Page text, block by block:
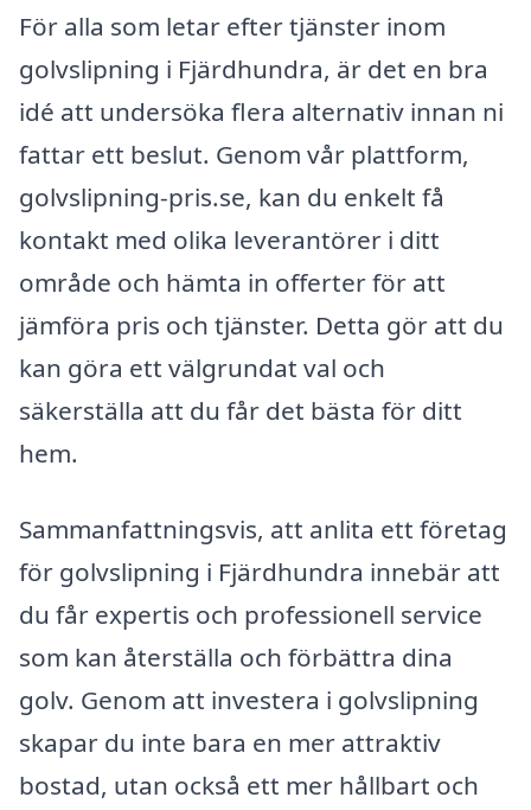
För alla som letar efter tjänster inom
golvslipning i Fjärdhundra, är det en bra
idé att undersöka flera alternativ innan ni
fattar ett beslut. Genom vår plattform,
golvslipning-pris.se, kan du enkelt få
kontakt med olika leverantörer i ditt
område och hämta in offerter för att
jämföra pris och tjänster. Detta gör att du
kan göra ett välgrundat val och
säkerställa att du får det bästa för ditt
hem.
Sammanfattningsvis, att anlita ett företag
för golvslipning i Fjärdhundra innebär att
du får expertis och professionell service
som kan återställa och förbättra dina
golv. Genom att investera i golvslipning
skapar du inte bara en mer attraktiv
bostad, utan också ett mer hållbart och